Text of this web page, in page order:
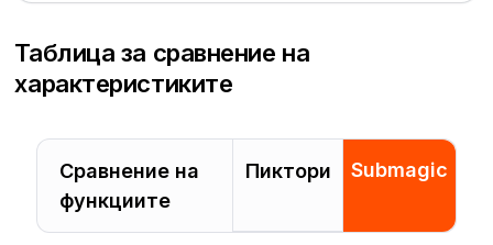
Таблица за сравнение на
характеристиките
Сравнение на
функциите
Пиктори Submagic